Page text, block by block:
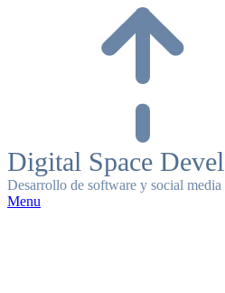
Digital Space
Desarrollo de software y social media
Menu